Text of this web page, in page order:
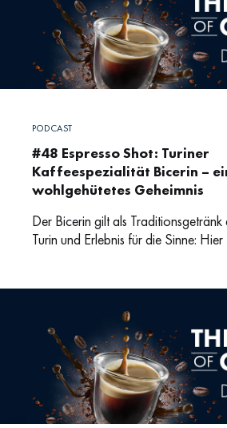
PODCAST
#48 Espresso Shot: Turiner
Kaffeespezialität Bicerin –
wohlgehütetes Geheimnis
Der Bicerin gilt als
Turin und Erlebnis für die Sinne: